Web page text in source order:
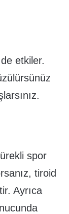
etkiler.
spor
tiroid
Ayrıca